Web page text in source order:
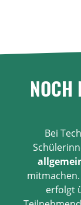
NOCH
Bei
erfolgt